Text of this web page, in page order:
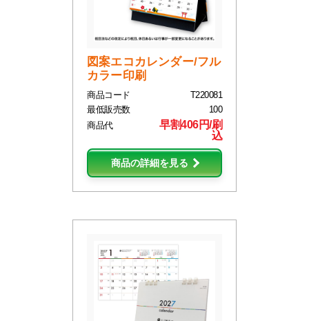
図案エコカレンダー/フル
カラー印刷
商品コード
T220081
最低販売数
100
商品代
早割406円/刷
込
商品の詳細を見る